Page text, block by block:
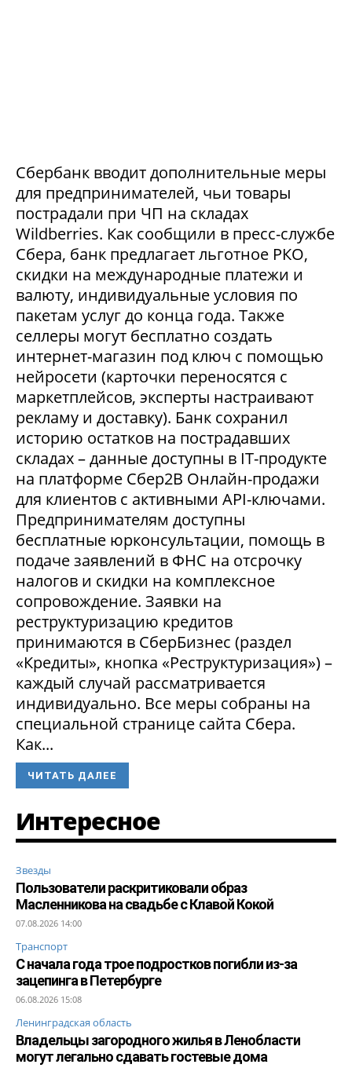
Сбербанк вводит дополнительные меры
для предпринимателей, чьи товары
пострадали при ЧП на складах
Wildberries. Как сообщили в пресс-службе
Сбера, банк предлагает льготное РКО,
скидки на международные платежи и
валюту, индивидуальные условия по
пакетам услуг до конца года. Также
селлеры могут бесплатно создать
интернет-магазин под ключ с помощью
нейросети (карточки переносятся с
маркетплейсов, эксперты настраивают
рекламу и доставку). Банк сохранил
историю остатков на пострадавших
складах – данные доступны в IT-продукте
на платформе Сбер2В Онлайн-продажи
для клиентов с активными API-ключами.
Предпринимателям доступны
бесплатные юрконсультации, помощь в
подаче заявлений в ФНС на отсрочку
налогов и скидки на комплексное
сопровождение. Заявки на
реструктуризацию кредитов
принимаются в СберБизнес (раздел
«Кредиты», кнопка «Реструктуризация») –
каждый случай рассматривается
индивидуально. Все меры собраны на
специальной странице сайта Сбера.
Как...
ЧИТАТЬ ДАЛЕЕ
Интересное
Звезды
Пользователи раскритиковали образ
Масленникова на свадьбе с Клавой Кокой
07.08.2026 14:00
Транспорт
С начала года трое подростков погибли из-за
зацепинга в Петербурге
06.08.2026 15:08
Ленинградская область
Владельцы загородного жилья в Ленобласти
могут легально сдавать гостевые дома